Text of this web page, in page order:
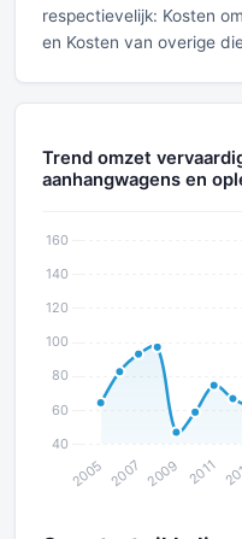
respectievelijk: Kosten
en Kosten van overige
Trend omzet
aanhangwagens en